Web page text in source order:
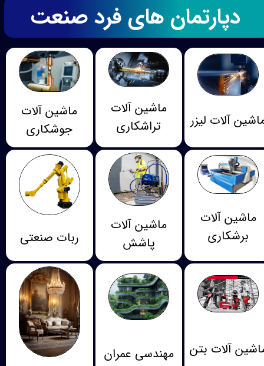
دپارتمان های فرد صنعت
آلات لیزر
ماشین آلات
تراشکاری
ماشین آلات
جوشکاری
ماشین آلات
برشکاری
ماشین آلات
پاشش
ربات صنعتی
آلات بتن
مهندسی عمران